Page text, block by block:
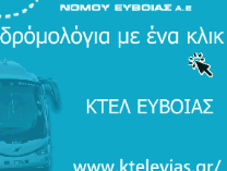
βουλευτής Γιάννης
στο EviaZoom.gr:
το κράτος δικαίου στην
του Μητσοτάκη, στο
του καθεστώτος όσο ποτέ οι
δημοσιογράφοι...»